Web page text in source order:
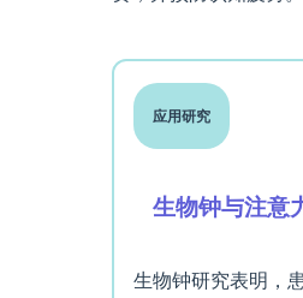
应用研究
生物钟与注意
生物钟研究表明，